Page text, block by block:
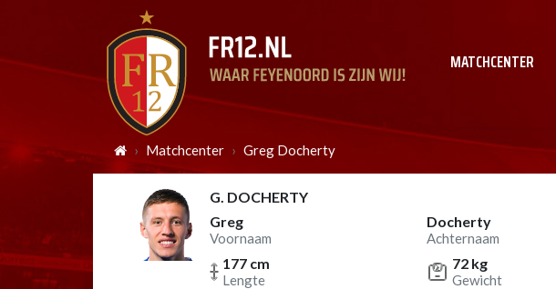
MATCHCENTER
Matchcenter Greg Docherty
G. DOCHERTY
Greg
Voornaam
Docherty
Achternaam
177 cm
Lengte
72 kg
Gewicht